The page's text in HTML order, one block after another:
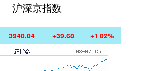
沪深京指数
3940.04 +39.68 +1.02%